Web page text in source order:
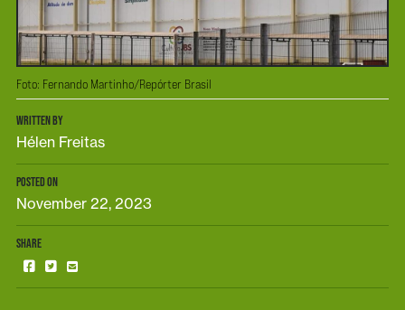
WRITTEN BY
Hélen Freitas
POSTED ON
November 22, 2023
SHARE
Foto: Fernando Martinho/Repórter Brasil